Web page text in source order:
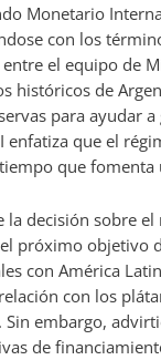
Monetario
con los
el equipo de
históricos de
para ayudar
enfatiza que el
que
la decisión sobre
próximo objetivo
con América
con los
Sin embargo,
de